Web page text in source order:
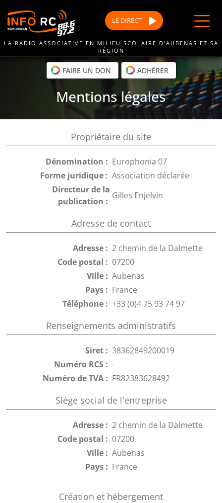
au
contenu
LE DIRECT
LA RADIO ASSOCIATIVE EN MILIEU SCOLAIRE D'AUBENAS ET SA
RÉGION
FAIRE UN DON ADHÉRER
Mentions légales
Propriétaire du site
Dénomination : Europhonia 07
Forme juridique : Association déclarée
Directeur de la
publication :
Gilles Enjelvin
Adresse de contact
Adresse : 2 chemin de la Dalmette
Code postal : 07200
Ville : Aubenas
Pays : France
Téléphone : +33 (0)4 75 93 74 97
Renseignements administratifs
Siret : 38362849200019
Numéro RCS : -
Numéro de TVA : FR82383628492
Siège social de l'entreprise
Adresse : 2 chemin de la Dalmette
Code postal : 07200
Ville : Aubenas
Pays : France
Création et hébergement